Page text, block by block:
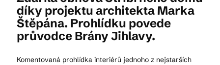
© 2026 Brána Jihlavy
díky projektu architekta Marka
Štěpána. Prohlídku povede
průvodce Brány Jihlavy.
Komentovaná prohlídka interiérů jednoho z nejstarších